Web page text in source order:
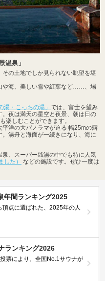
温泉」
の土地でしか見られない眺望を堪
や海、美しい雪や紅葉など……、場
湯・こっちの湯」 では、富士を望み
夜は満天の星空と夜景、朝は日の
楽しむことができます。
平洋の大パノラマが迫る 幅25mの露
湯舟と海面が一続きになり、海に
、スーパー銭湯の中でも特に人気
た）
などの施設です。ぜひ一度は
年間ランキング2025
点に選ばれた、2025年の人
ランキング2026
票により、全国No.1サウナが